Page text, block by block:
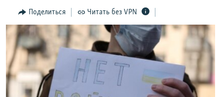
ТЕЛЕПРОЕКТ КРЫМ.РЕАЛИИ
СОВЕТЫ ПРАВОЗАЩИТНИКОВ
ПРОПАВШИЕ БЕЗ ВЕСТИ
ПОБЕДИТЕЛЕЙ НЕ СУДЯТ?
КРЫМ.НЕПОКОРЕННЫЙ
Qırımtatar
ПРИСОЕДИНЯЙТЕСЬ!
Поделиться Читать без VPN